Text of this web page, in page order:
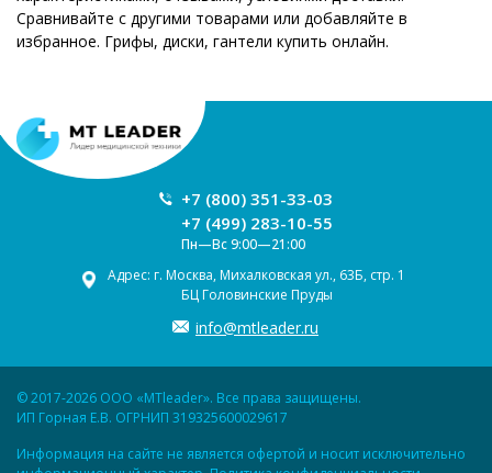
Сравнивайте с другими товарами или добавляйте в
избранное. Грифы, диски, гантели купить онлайн.
+7 (800) 351-33-03
+7 (499) 283-10-55
Пн—Вс 9:00—21:00
Адрес: г. Москва, Михалковская ул., 63Б, стр. 1
БЦ Головинские Пруды
info@mtleader.ru
© 2017-2026 ООО «MTleader». Все права защищены.
ИП Горная Е.В. ОГРНИП 319325600029617
Информация на сайте не является офертой и носит исключительно